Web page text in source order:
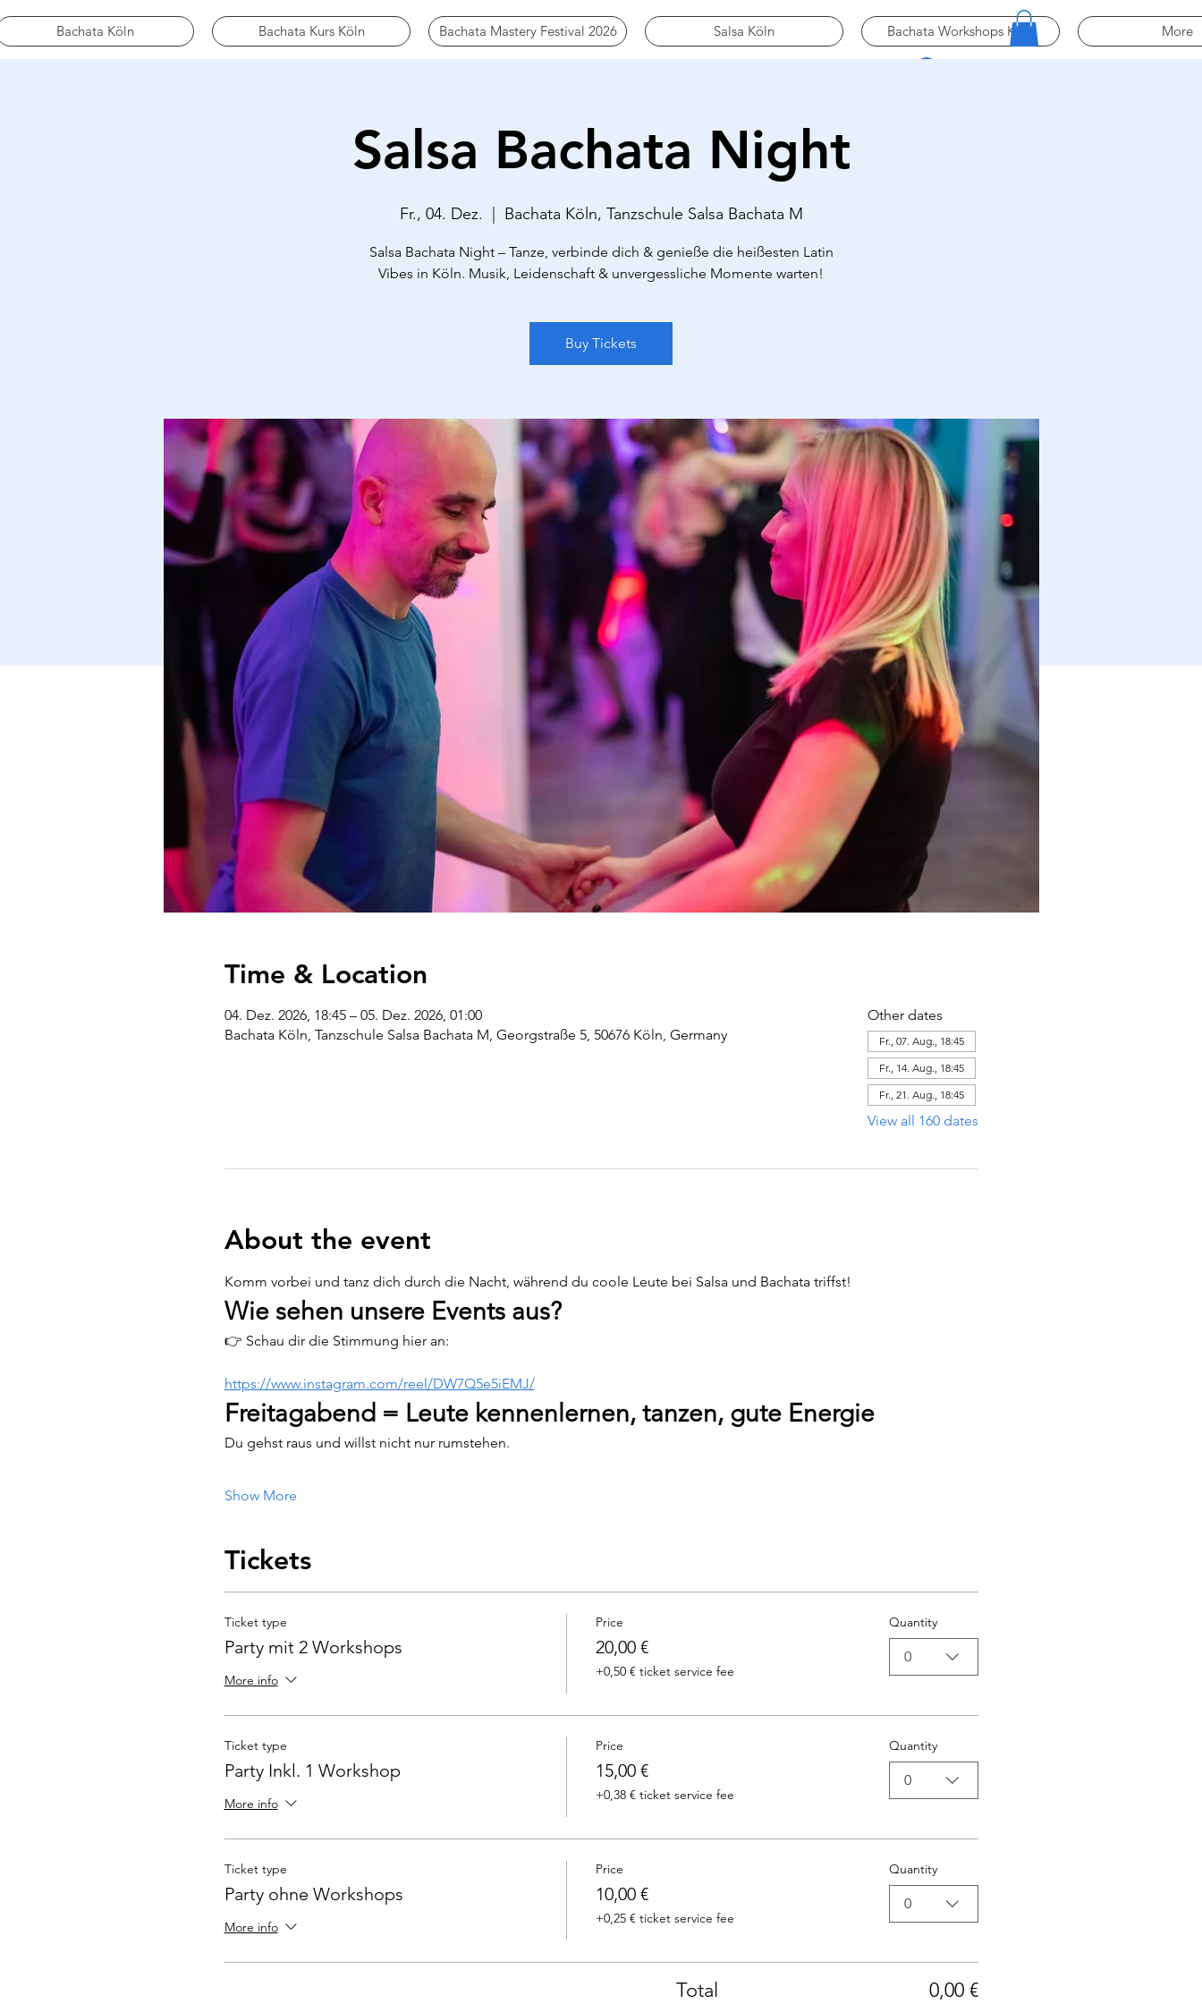
Bachata Köln Bachata Kurs Köln Bachata Mastery Festival 2026 Salsa Köln Bachata Workshops Köln More
Salsa Bachata Night
Fr., 04. Dez.
  |
Bachata Köln, Tanzschule Salsa Bachata M
Salsa Bachata Night – Tanze, verbinde dich & genieße die heißesten Latin
Vibes in Köln. Musik, Leidenschaft & unvergessliche Momente warten!
Buy Tickets
Time & Location
04. Dez. 2026, 18:45 – 05. Dez. 2026, 01:00
Bachata Köln, Tanzschule Salsa Bachata M, Georgstraße 5, 50676 Köln, Germany
Other dates
Fr., 07. Aug., 18:45
Fr., 14. Aug., 18:45
Fr., 21. Aug., 18:45
View all 160 dates
About the event
Komm vorbei und tanz dich durch die Nacht, während du coole Leute bei Salsa und Bachata triffst!
Wie sehen unsere Events aus?
👉 Schau dir die Stimmung hier an:
https://www.instagram.com/reel/DW7Q5e5iEMJ/
Freitagabend = Leute kennenlernen, tanzen, gute Energie
Du gehst raus und willst nicht nur rumstehen.
Show More
Tickets
Ticket type
Party mit 2 Workshops
More info
Price
20,00 €
+0,50 € ticket service fee
Quantity
0
Ticket type
Party Inkl. 1 Workshop
More info
Price
15,00 €
+0,38 € ticket service fee
Quantity
0
Ticket type
Party ohne Workshops
More info
Price
10,00 €
+0,25 € ticket service fee
Quantity
0
Total 0,00 €